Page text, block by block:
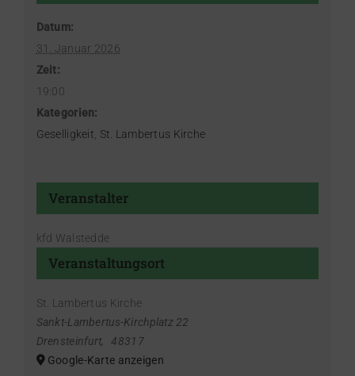
Datum:
31. Januar 2026
Zeit:
19:00
Kategorien:
Geselligkeit St. Lambertus Kirche
Veranstaltungsort
St. Lambertus Kirche
Sankt-Lambertus-Kirchplatz 22
Drensteinfurt,
48317
Google-Karte anzeigen
Veranstalter
kfd Walstedde